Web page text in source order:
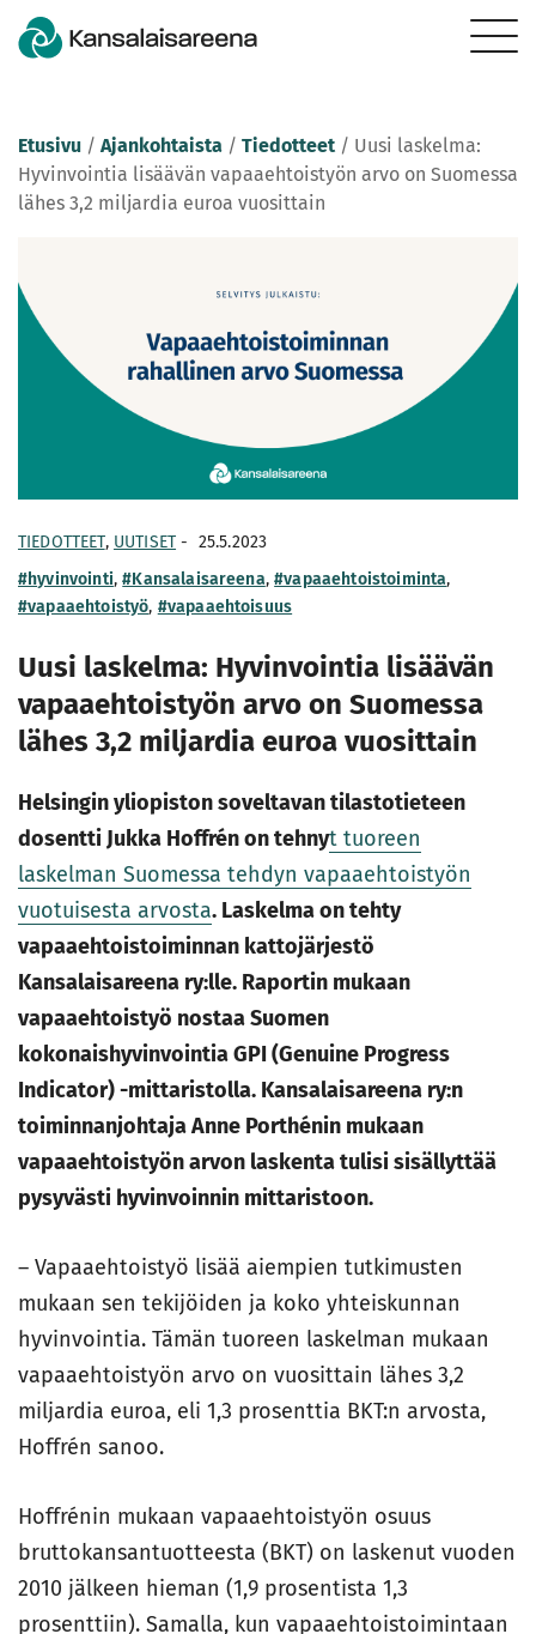
Etusivu / Ajankohtaista / Tiedotteet / Uusi laskelma:
Hyvinvointia lisäävän vapaaehtoistyön arvo on Suomessa
lähes 3,2 miljardia euroa vuosittain
TIEDOTTEET, UUTISET - 25.5.2023
#hyvinvointi,#Kansalaisareena,#vapaaehtoistoiminta,
#vapaaehtoistyö, #vapaaehtoisuus
Uusi laskelma: Hyvinvointia lisäävän
vapaaehtoistyön arvo on Suomessa
lähes 3,2 miljardia euroa vuosittain
Helsingin yliopiston soveltavan tilastotieteen
dosentti Jukka Hoffrén on tehnyt tuoreen
laskelman Suomessa tehdyn vapaaehtoistyön
vuotuisesta arvosta. Laskelma on tehty
vapaaehtoistoiminnan kattojärjestö
Kansalaisareena ry:lle. Raportin mukaan
vapaaehtoistyö nostaa Suomen
kokonaishyvinvointia GPI (Genuine Progress
Indicator) -mittaristolla. Kansalaisareena ry:n
toiminnanjohtaja Anne Porthénin mukaan
vapaaehtoistyön arvon laskenta tulisi sisällyttää
pysyvästi hyvinvoinnin mittaristoon.
– Vapaaehtoistyö lisää aiempien tutkimusten
mukaan sen tekijöiden ja koko yhteiskunnan
hyvinvointia. Tämän tuoreen laskelman mukaan
vapaaehtoistyön arvo on vuosittain lähes 3,2
miljardia euroa, eli 1,3 prosenttia BKT:n arvosta,
Hoffrén sanoo.
Hoffrénin mukaan vapaaehtoistyön osuus
bruttokansantuotteesta (BKT) on laskenut vuoden
2010 jälkeen hieman (1,9 prosentista 1,3
prosenttiin). Samalla, kun vapaaehtoistoimintaan